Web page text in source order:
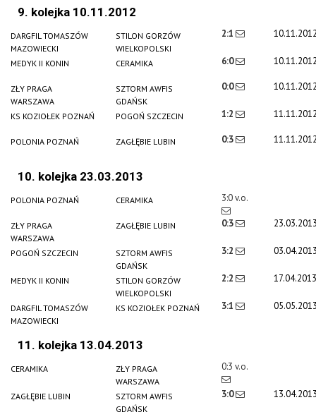
9. kolejka 10.11.2012
DARGFIL TOMASZÓW
MAZOWIECKI
STILON GORZÓW
WIELKOPOLSKI
2:1
MEDYK II KONIN CERAMIKA 6:0
ZŁY PRAGA
WARSZAWA
SZTORM AWFIS
GDAŃSK
0:0
KS KOZIOŁEK POZNAŃ POGOŃ SZCZECIN 1:2
POLONIA POZNAŃ ZAGŁĘBIE LUBIN 0:3
10. kolejka 23.03.2013
POLONIA POZNAŃ CERAMIKA 3:0 v.o.
ZŁY PRAGA
WARSZAWA
ZAGŁĘBIE LUBIN 0:3
POGOŃ SZCZECIN
SZTORM AWFIS
GDAŃSK
3:2
MEDYK II KONIN
STILON GORZÓW
WIELKOPOLSKI
2:2
DARGFIL TOMASZÓW
MAZOWIECKI
KS KOZIOŁEK POZNAŃ 3:1
11. kolejka 13.04.2013
CERAMIKA
ZŁY PRAGA
WARSZAWA
0:3 v.o.
ZAGŁĘBIE LUBIN
SZTORM AWFIS
GDAŃSK
3:0